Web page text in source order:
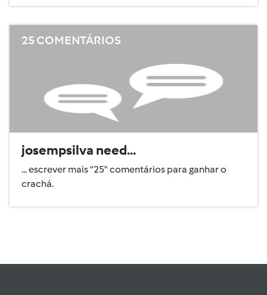
25 COMENTÁRIOS
josempsilva need...
... escrever mais "25" comentários para ganhar o
crachá.